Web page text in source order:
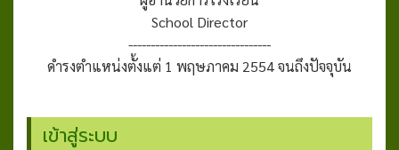
School Director
--------------------------------
ดำรงตำแหน่งตั้งแต่ 1 พฤษภาคม 2554 จนถึงปัจจุบัน
เข้าสู่ระบบ